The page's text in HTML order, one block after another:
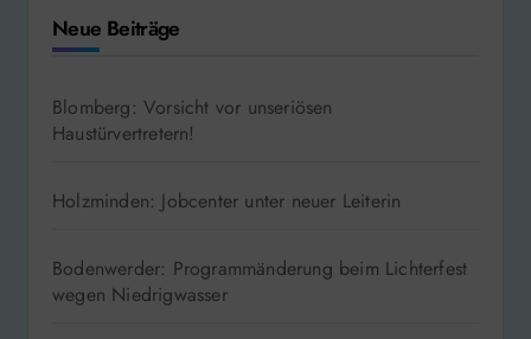
Neue Beiträge
Blomberg: Vorsicht vor unseriösen
Haustürvertretern!
Holzminden: Jobcenter unter neuer Leiterin
Bodenwerder: Programmänderung beim Lichterfest
wegen Niedrigwasser